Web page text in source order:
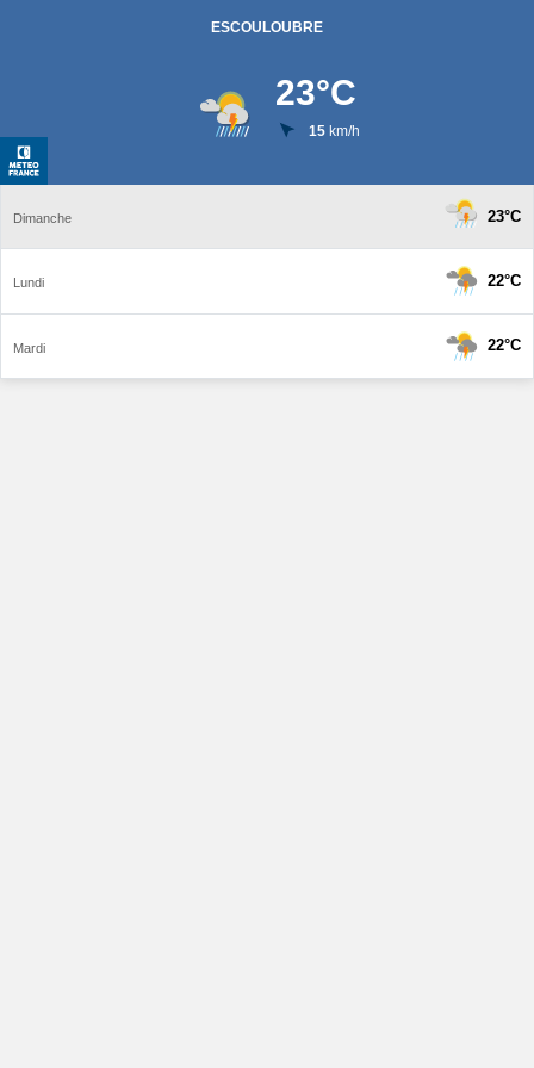
ESCOULOUBRE
23°C
15km/h
Dimanche 23°C
Lundi 22°C
Mardi 22°C